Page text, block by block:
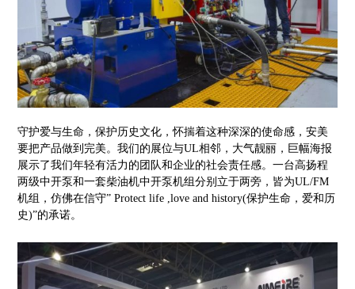
守护爱与生命，保护历史文化，怀揣着这种深深的使命感，安美
要把产品做到完美。我们的展位与UL相邻，大气靓丽，巨幅海报
展示了我们年轻有活力的团队和企业的社会责任感。一台高扬程
两级中开泵和一套柴油机中开泵机组分别立于两旁，皆为UL/FM
机组，仿佛在信守” Protect life ,love and history(保护生命，爱和历
史)”的承诺。